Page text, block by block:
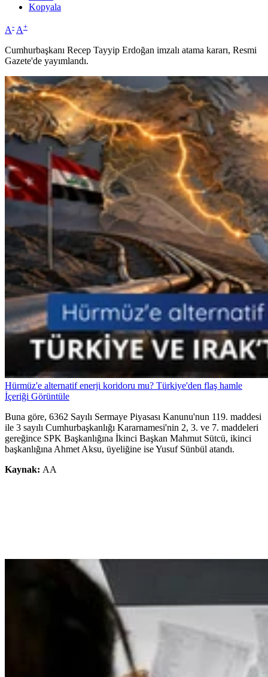
Kopyala
A- A+
Cumhurbaşkanı Recep Tayyip Erdoğan imzalı atama kararı, Resmi
Gazete'de yayımlandı.
Hürmüz'e alternatif enerji koridoru mu? Türkiye'den flaş hamle
İçeriği Görüntüle
Buna göre, 6362 Sayılı Sermaye Piyasası Kanunu'nun 119. maddesi
ile 3 sayılı Cumhurbaşkanlığı Kararnamesi'nin 2, 3. ve 7. maddeleri
gereğince SPK Başkanlığına İkinci Başkan Mahmut Sütcü, ikinci
başkanlığına Ahmet Aksu, üyeliğine ise Yusuf Sünbül atandı.
Kaynak: AA